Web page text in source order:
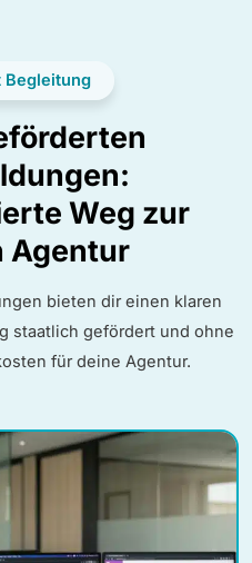
Begleitung
Weg zur
Agentur
bieten dir einen klaren
staatlich gefördert und ohne
für deine Agentur.